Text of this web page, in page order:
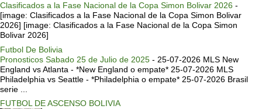
Clasificados a la Fase Nacional de la Copa Simon Bolivar 2026 -
[image: Clasificados a la Fase Nacional de la Copa Simon Bolivar
2026] [image: Clasificados a la Fase Nacional de la Copa Simon
Bolivar 2026]
Futbol De Bolivia
Pronosticos Sabado 25 de Julio de 2025 - 25-07-2026 MLS New
England vs Atlanta - *New England o empate* 25-07-2026 MLS
Philadelphia vs Seattle - *Philadelphia o empate* 25-07-2026 Brasil
serie ...
FUTBOL DE ASCENSO BOLIVIA